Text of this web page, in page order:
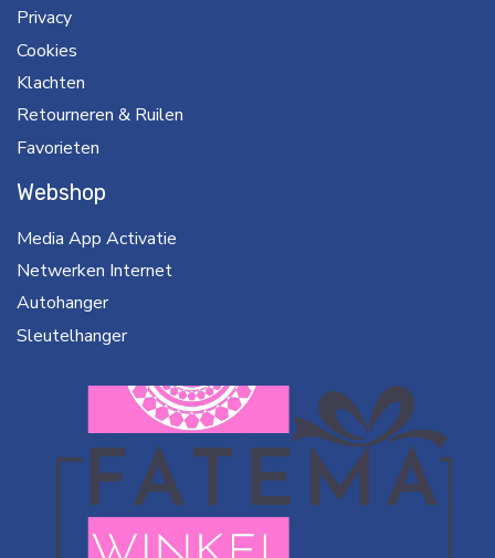
Privacy
Cookies
Klachten
Retourneren & Ruilen
Favorieten
Webshop
Media App Activatie
Netwerken Internet
Autohanger
Sleutelhanger